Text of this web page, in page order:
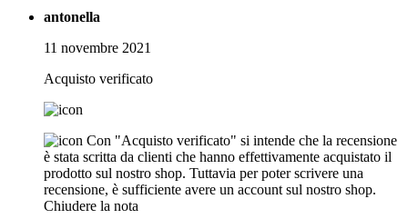
antonella
11 novembre 2021
Acquisto verificato
Con "Acquisto verificato" si intende che la recensione
è stata scritta da clienti che hanno effettivamente acquistato il
prodotto sul nostro shop. Tuttavia per poter scrivere una
recensione, è sufficiente avere un account sul nostro shop.
Chiudere la nota